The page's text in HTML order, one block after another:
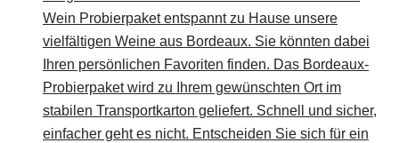
Wein Probierpaket entspannt zu Hause unsere
vielfältigen Weine aus Bordeaux. Sie könnten dabei
Ihren persönlichen Favoriten finden. Das Bordeaux-
Probierpaket wird zu Ihrem gewünschten Ort im
stabilen Transportkarton geliefert. Schnell und sicher,
einfacher geht es nicht. Entscheiden Sie sich für ein